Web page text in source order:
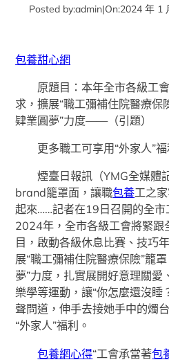
Posted by:admin|On:2024 年 1
包養甜心網
原題目：本年全市各級工
求，擴展“職工彌補住院醫療保
肄業圓夢”力度——（引題）
更多職工可享用“外家人”福
煙臺日報訊（YMG全媒體
brand籠罩面，讓職包養工之
起來……記者在19日召開的全市
2024年，全市各級工會將緊跟
目，啟動各級休息比賽、技巧
展“職工彌補住院醫療保險”籠
夢”力度，扎實展開好意理關愛
樂學等運動，讓“你怎麼還沒睡
聲問道，伸手去接她手中的燭
“外家人”福利。
包養網心得“工會承當著包